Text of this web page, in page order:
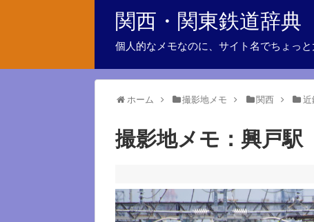
関西・関東鉄道辞典
個人的なメモなのに、サイト名でちょっ
ホーム 撮影地メモ 関西 近
撮影地メモ：興戸駅